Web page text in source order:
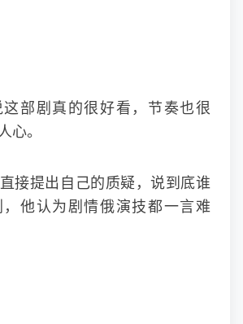
部剧真的很好看，节奏也很
心。
接提出自己的质疑，说到底谁
他认为剧情俄演技都一言难